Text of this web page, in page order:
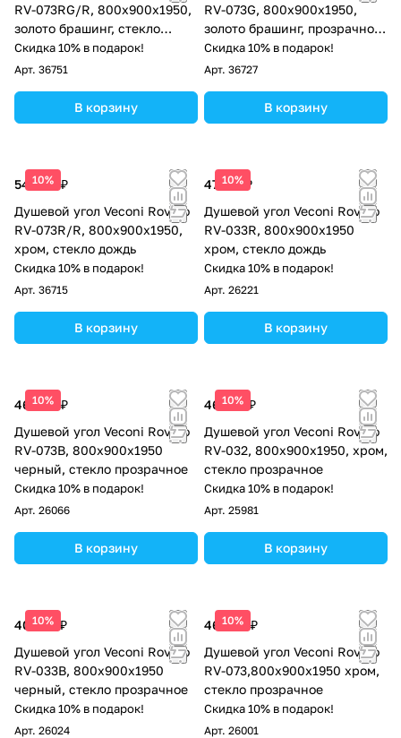
RV-073RG/R, 800х900х1950,
золото брашинг, стекло
дождь
Скидка 10% в подарок!
Арт. 36751
В корзину
RV-073G, 800х900х1950,
золото брашинг, прозрачное
стекло
Скидка 10% в подарок!
Арт. 36727
В корзину
10%
54 049 ₽
Душевой угол Veconi Rovigo
RV-073R/R, 800х900х1950,
хром, стекло дождь
Скидка 10% в подарок!
Арт. 36715
В корзину
10%
47 211 ₽
Душевой угол Veconi Rovigo
RV-033R, 800х900х1950
хром, стекло дождь
Скидка 10% в подарок!
Арт. 26221
В корзину
10%
46 548 ₽
Душевой угол Veconi Rovigo
RV-073B, 800х900х1950
черный, стекло прозрачное
Скидка 10% в подарок!
Арт. 26066
В корзину
10%
46 637 ₽
Душевой угол Veconi Rovigo
RV-032, 800х900х1950, хром,
стекло прозрачное
Скидка 10% в подарок!
Арт. 25981
В корзину
10%
40 932 ₽
Душевой угол Veconi Rovigo
RV-033B, 800х900х1950
черный, стекло прозрачное
Скидка 10% в подарок!
Арт. 26024
10%
46 548 ₽
Душевой угол Veconi Rovigo
RV-073,800х900х1950 хром,
стекло прозрачное
Скидка 10% в подарок!
Арт. 26001